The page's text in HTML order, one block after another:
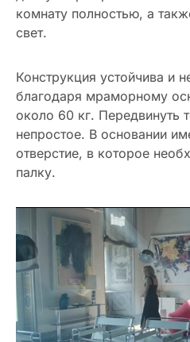
комнату полностью, а
свет.
Конструкция устойчива и
благодаря мраморному
около 60 кг.
непростое. В основании
отверстие, в которое
палку.